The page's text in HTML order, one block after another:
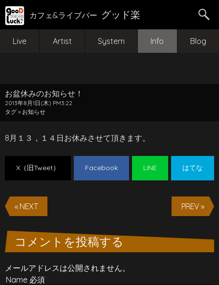
カフェ&ライブバー グッド楽
Live Artist System Info Blog
お盆休みのお知らせ！
2013年8月1日(木) PM3:22
タグ » お知らせ
8月１３，１４日お休みさせて頂きます。
X（旧Tweet） Facebook LINE はてな
« NEXT PREV »
コメントを投稿する
メールアドレスは公開されません。
Name 必須